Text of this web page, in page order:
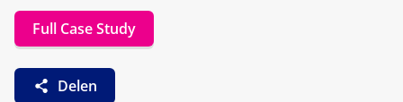
Full Case Study
Delen